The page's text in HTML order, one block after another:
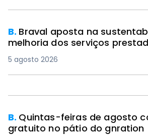
B. Braval aposta na
melhoria dos serviços
5 agosto 2026
B. Quintas-feiras de agosto
gratuito no pátio do gnration